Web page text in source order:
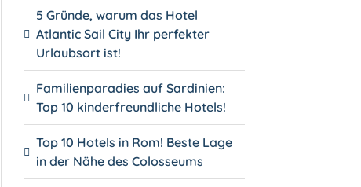
5 Gründe, warum das Hotel
Atlantic Sail City Ihr perfekter
Urlaubsort ist!
Familienparadies auf Sardinien:
Top 10 kinderfreundliche Hotels!
Top 10 Hotels in Rom! Beste Lage
in der Nähe des Colosseums